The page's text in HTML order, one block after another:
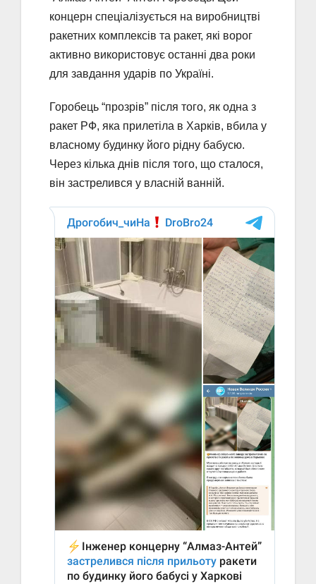
концерн спеціалізується на виробництві
ракетних комплексів та ракет, які ворог
активно використовує останні два роки
для завдання ударів по Україні.
Горобець “прозрів” після того, як одна з
ракет РФ, яка прилетіла в Харків, вбила у
власному будинку його рідну бабусю.
Через кілька днів після того, що сталося,
він застрелився у власній ванній.